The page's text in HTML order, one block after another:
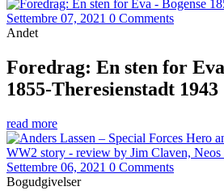
Settembre 07, 2021 0 Comments
Andet
Foredrag: En sten for
1855-Theresienstadt 1943
read more
Settembre 06, 2021 0 Comments
Bogudgivelser